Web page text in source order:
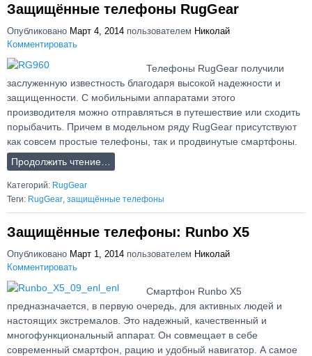
Защищённые телефоны RugGear
Опубликовано Март 4, 2014 пользователем Николай
Комментировать
Телефоны RugGear получили
заслуженную известность благодаря высокой надежности и
защищенности. С мобильными аппаратами этого
производителя можно отправляться в путешествие или сходить
порыбачить. Причем в модельном ряду RugGear присутствуют
как совсем простые телефоны, так и продвинутые смартфоны.
Продолжить чтение…
Категорий: RugGear
Теги: RugGear защищённые телефоны
Защищённые телефоны: Runbo X5
Опубликовано Март 1, 2014 пользователем Николай
Комментировать
Смартфон Runbo X5
предназначается, в первую очередь, для активных людей и
настоящих экстремалов. Это надежный, качественный и
многофункциональный аппарат. Он совмещает в себе
современный смартфон, рацию и удобный навигатор. А самое